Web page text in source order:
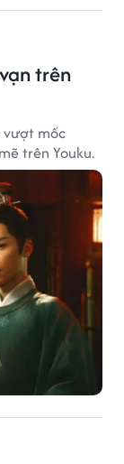
trên
vượt mốc
trên Youku.